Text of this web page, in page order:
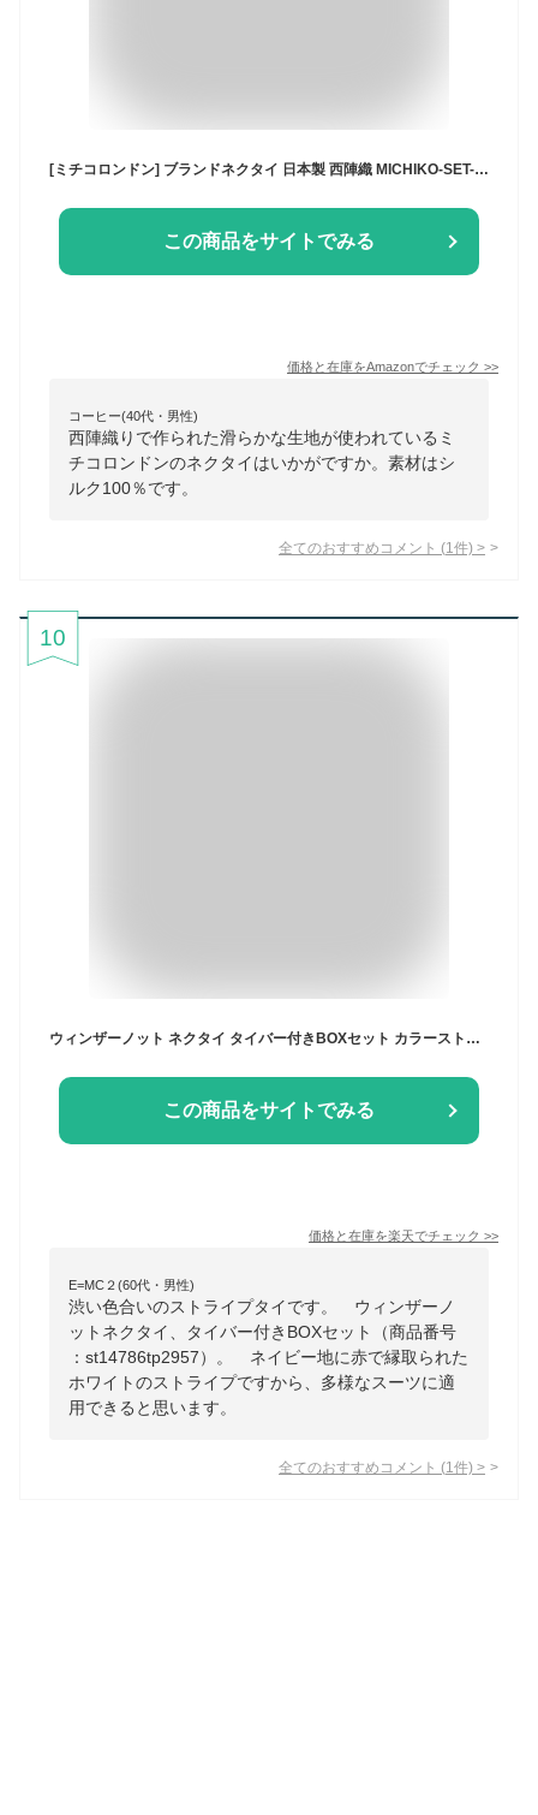
[ミチコロンドン] ブランドネクタイ 日本製 西陣織 MICHIKO-SET-I-9
この商品をサイトでみる
価格と在庫をAmazonでチェック >>
コーヒー(40代・男性)
西陣織りで作られた滑らかな生地が使われているミ
チコロンドンのネクタイはいかがですか。素材はシ
ルク100％です。
全てのおすすめコメント (1 件) >
10
ウィンザーノット ネクタイ タイバー付きBOXセット カラーストライプ レップ織り シルク100% 日本製 ハンドメイド 全4色 メンズ バレンタイン
この商品をサイトでみる
価格と在庫を楽天でチェック >>
E=MC２(60代・男性)
渋い色合いのストライプタイです。 ウィンザーノ
ットネクタイ、タイバー付きBOXセット（商品番号
：st14786tp2957）。 ネイビー地に赤で縁取られた
ホワイトのストライプですから、多様なスーツに適
用できると思います。
全てのおすすめコメント (1 件) >